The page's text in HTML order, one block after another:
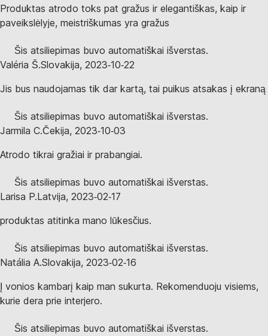
Produktas atrodo toks pat gražus ir elegantiškas, kaip ir
paveikslėlyje, meistriškumas yra gražus
Šis atsiliepimas buvo automatiškai išverstas.
Valéria Š.Slovakija, 2023‑10‑22
Jis bus naudojamas tik dar kartą, tai puikus atsakas į ekraną
Šis atsiliepimas buvo automatiškai išverstas.
Jarmila C.Čekija, 2023‑10‑03
Atrodo tikrai gražiai ir prabangiai.
Šis atsiliepimas buvo automatiškai išverstas.
Larisa P.Latvija, 2023‑02‑17
produktas atitinka mano lūkesčius.
Šis atsiliepimas buvo automatiškai išverstas.
Natália A.Slovakija, 2023‑02‑16
Į vonios kambarį kaip man sukurta. Rekomenduoju visiems,
kurie dera prie interjero.
Šis atsiliepimas buvo automatiškai išverstas.